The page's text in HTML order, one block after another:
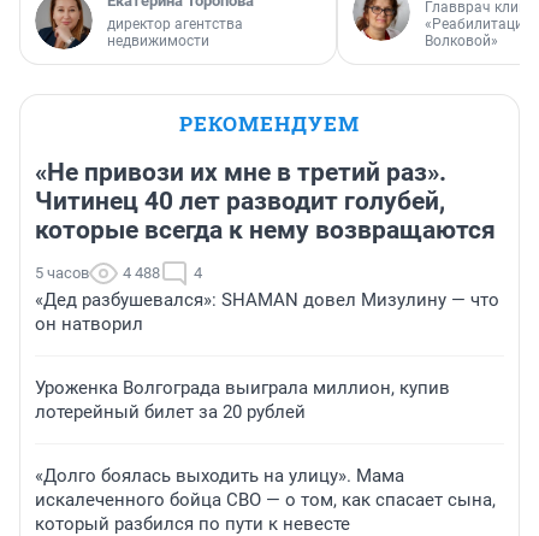
директор агентства
недвижимости
Главврач
«Реабилитация
Волковой»
РЕКОМЕНДУЕМ
«Не привози их мне в третий раз».
Читинец 40 лет разводит голубей,
которые всегда к нему возвращаются
5 часов 4 488 4
«Дед разбушевался»: SHAMAN довел Мизулину — что
он натворил
Уроженка Волгограда выиграла миллион, купив
лотерейный билет за 20 рублей
«Долго боялась выходить на улицу». Мама
искалеченного бойца СВО — о том, как спасает сына,
который разбился по пути к невесте